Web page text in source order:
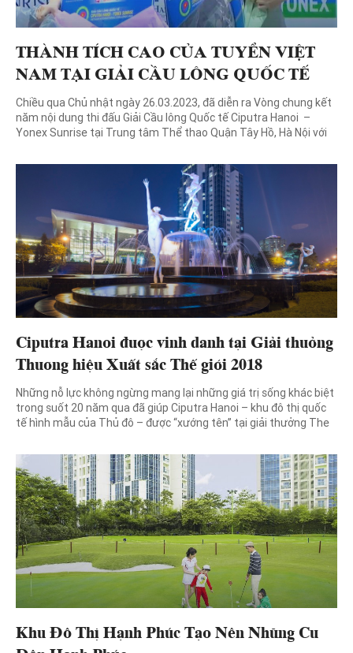
THÀNH TÍCH CAO CỦA TUYỂN VIỆT
NAM TẠI GIẢI CẦU LÔNG QUỐC TẾ
CIPUTRA HANOI – YONEX SUNRISE
VIỆT NAM CHALLENGE 2023
Chiều qua Chủ nhật ngày 26.03.2023, đã diễn ra Vòng chung kết
năm nội dung thi đấu Giải Cầu lông Quốc tế Ciputra Hanoi –
Yonex Sunrise tại Trung tâm Thể thao Quận Tây Hồ, Hà Nội với
địch mùa giải 2023. […]
Ciputra Hanoi được vinh danh tại Giải thưởng
Thương hiệu Xuất sắc Thế giới 2018
Những nỗ lực không ngừng mang lại những giá trị sống khác biệt
trong suốt 20 năm qua đã giúp Ciputra Hanoi – khu đô thị quốc
tế hình mẫu của Thủ đô – được “xướng tên” tại giải thưởng The
Tổng giám đốc Ciputra Hanoi […]
Khu Đô Thị Hạnh Phúc Tạo Nên Những Cư